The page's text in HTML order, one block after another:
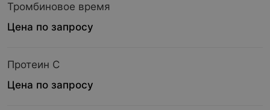
Тромбиновое время
Цена по запросу
Протеин С
Цена по запросу